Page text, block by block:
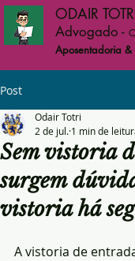
ODAIR
Advogado -
Aposentadoria &
Post
Sem vistoria
surgem
vistoria há
Odair Totri
2 de jul. 1 min de
A vistoria de